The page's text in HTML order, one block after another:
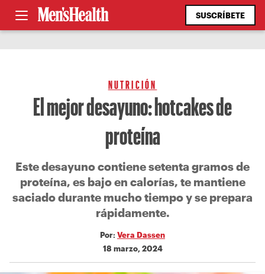
SUSCRÍBETE
NUTRICIÓN
El mejor desayuno: hotcakes de
proteína
Este desayuno contiene setenta gramos de
proteína, es bajo en calorías, te mantiene
saciado durante mucho tiempo y se prepara
rápidamente.
Por: Vera Dassen
18 marzo, 2024